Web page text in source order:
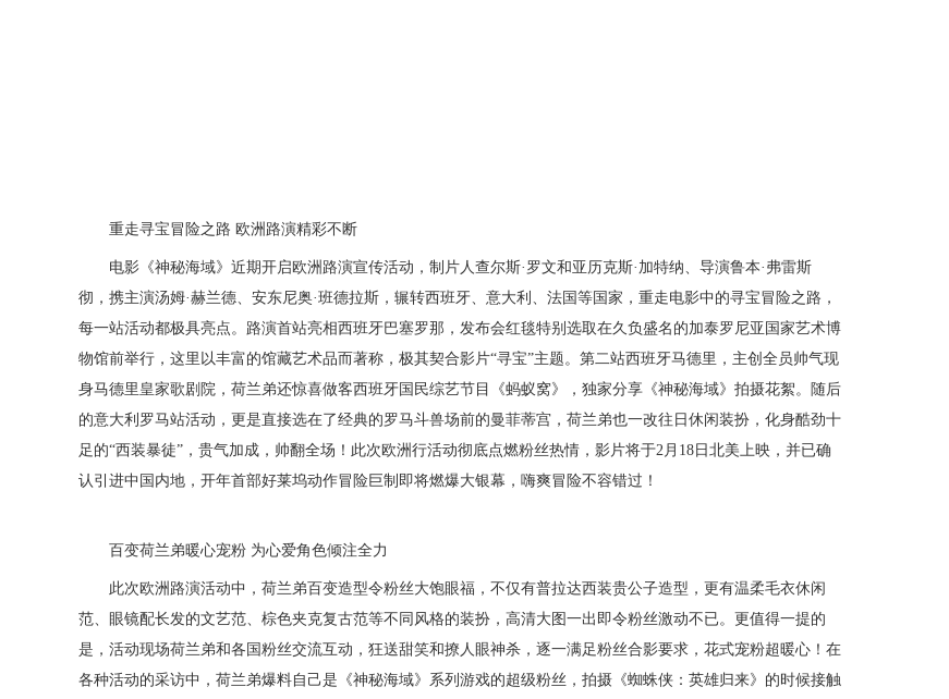
重走寻宝冒险之路 欧洲路演精彩不断
电影《神秘海域》近期开启欧洲路演宣传活动， 制片人查尔斯·罗文和亚历克斯·加特纳 导演鲁本·弗雷斯
彻，携主演汤姆·赫兰德、安东尼奥·班德拉斯，辗转西班牙、意大利、法国等国家，重走电影中的寻宝冒险之路，
每一站活动都极具亮点。路演首站亮相西班牙巴塞罗那，发布会红毯特别选取在久负盛名的加泰罗尼亚国家艺术博
物馆前举行 ，这里以丰富的馆藏艺术品而著称，极其契合影片“寻宝”主题。第二站西班牙马德里，主创全员帅气现
身马德里皇家歌剧院，荷兰弟还惊喜做客西班牙国民综艺节目《蚂蚁窝》，独家分享《神秘海域》拍摄花絮。随后
的意大利罗马站活动，更是直接选在了经典的罗马斗兽场前的曼菲蒂宫，荷兰弟也一改往日休闲装扮，化身酷劲十
足的“西装暴徒”，贵气加成，帅翻全场！此次欧洲行活动彻底点燃粉丝热情，影片将于2月18日北美上映，并已确
认引进中国内地，开年首部好莱坞动作冒险巨制即将燃爆大银幕，嗨爽冒险不容错过！
百变荷兰弟暖心宠粉 为心爱角色倾注全力
此次欧洲路演活动中，荷兰弟百变造型令粉丝大饱眼福，不仅有普拉达西装贵公子造型，更有温柔毛衣休闲
范、眼镜配长发的文艺范、棕色夹克复古范等不同风格的装扮，高清大图一出即令粉丝激动不已。更值得一提的
是，活动现场荷兰弟和各国粉丝交流互动，狂送甜笑和撩人眼神杀，逐一满足粉丝合影要求，花式宠粉超暖心！在
各种活动的采访中，荷兰弟爆料自己是《神秘海域》系列游戏的超级粉丝，拍摄《蜘蛛侠：英雄归来》的时候接触